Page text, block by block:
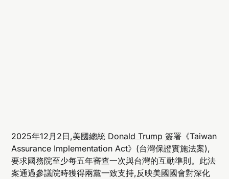
2025年12月2日,美國總統 Donald Trump 簽署《Taiwan
Assurance Implementation Act》(台灣保證實施法案),
要求國務院至少每五年審查一次與台灣的互動準則。此法
案通過參議院時獲得兩黨一致支持,反映美國國會對深化